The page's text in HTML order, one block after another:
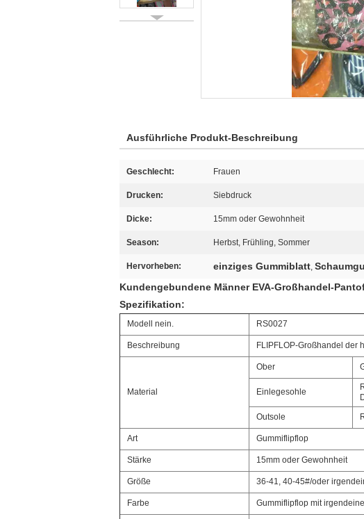
Ausführliche Produkt-Beschreibung
Geschlecht: Frauen
Drucken: Siebdruck
Dicke: 15mm oder Gewohnheit
Season: Herbst, Frühling, Sommer
Hervorheben: einziges Gummiblatt,
Kundengebundene Männer EVA-Großhandel-
Spezifikation:
Modell nein. RS0027
Beschreibung FLIPFLOP-Großhandel der
Material
Ober
Einlegesohle
Outsole
Art Gummiflipflop
Stärke 15mm oder Gewohnheit
Größe 36-41, 40-45#/oder
Farbe Gummiflipflop mit